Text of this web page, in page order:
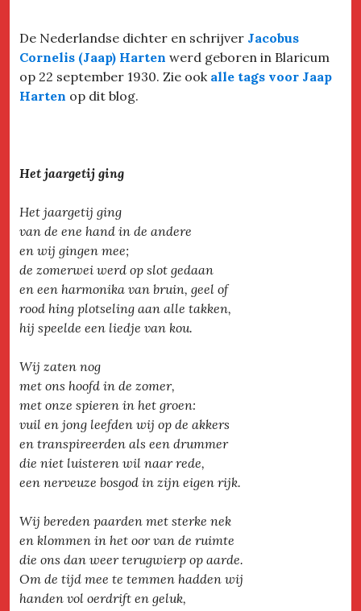
De Nederlandse dichter en schrijver Jacobus
Cornelis (Jaap) Harten werd geboren in Blaricum
op 22 september 1930. Zie ook alle tags voor Jaap
Harten op dit blog.
Het jaargetij ging
Het jaargetij ging
van de ene hand in de andere
en wij gingen mee;
de zomerwei werd op slot gedaan
en een harmonika van bruin, geel of
rood hing plotseling aan alle takken,
hij speelde een liedje van kou.
Wij zaten nog
met ons hoofd in de zomer,
met onze spieren in het groen:
vuil en jong leefden wij op de akkers
en transpireerden als een drummer
die niet luisteren wil naar rede,
een nerveuze bosgod in zijn eigen rijk.
Wij bereden paarden met sterke nek
en klommen in het oor van de ruimte
die ons dan weer terugwierp op aarde.
Om de tijd mee te temmen hadden wij
handen vol oerdrift en geluk,